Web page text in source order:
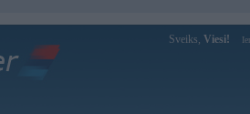
Sveiks, Viesi!